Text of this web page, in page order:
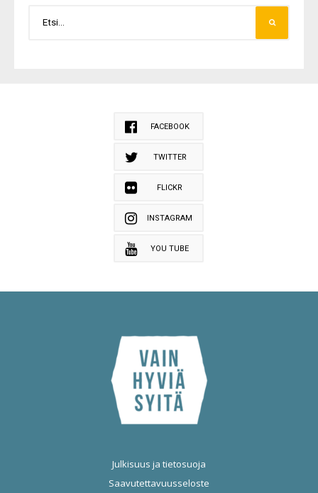
FACEBOOK
TWITTER
FLICKR
INSTAGRAM
YOU TUBE
Julkisuus ja tietosuoja
Saavutettavuusseloste